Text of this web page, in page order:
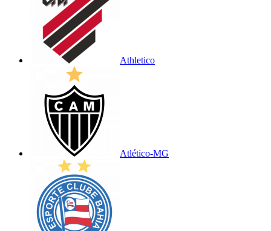
Athletico
Atlético-MG